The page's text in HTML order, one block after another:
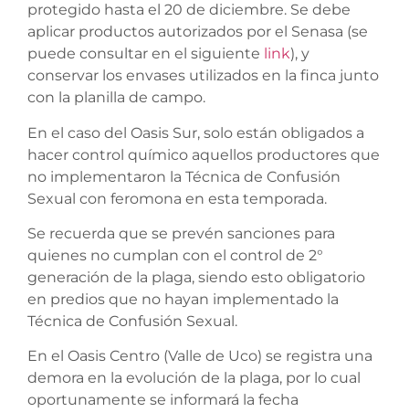
protegido hasta el 20 de diciembre. Se debe
aplicar productos autorizados por el Senasa (se
puede consultar en el siguiente link), y
conservar los envases utilizados en la finca junto
con la planilla de campo.
En el caso del Oasis Sur, solo están obligados a
hacer control químico aquellos productores que
no implementaron la Técnica de Confusión
Sexual con feromona en esta temporada.
Se recuerda que se prevén sanciones para
quienes no cumplan con el control de 2°
generación de la plaga, siendo esto obligatorio
en predios que no hayan implementado la
Técnica de Confusión Sexual.
En el Oasis Centro (Valle de Uco) se registra una
demora en la evolución de la plaga, por lo cual
oportunamente se informará la fecha